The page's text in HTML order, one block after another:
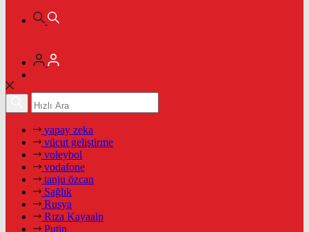
yapay zeka
vücut geliştirme
voleybol
vodafone
tanju özcan
Sağlık
Rusya
Rıza Kayaalp
Putin